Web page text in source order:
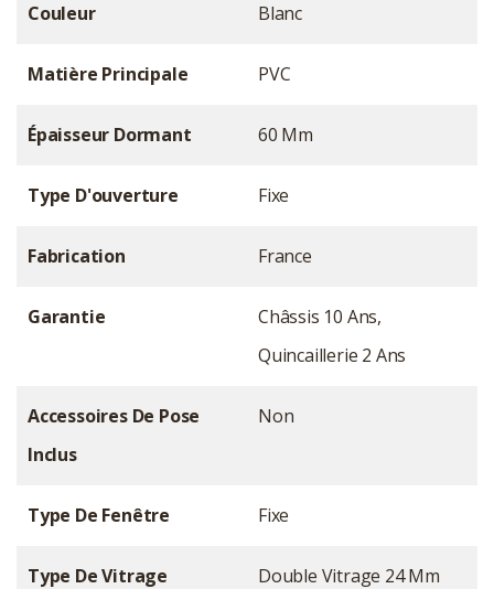
Couleur Blanc
Matière Principale PVC
Épaisseur Dormant 60 Mm
Type D'ouverture Fixe
Fabrication France
Garantie
Châssis 10 Ans,
Quincaillerie 2 Ans
Accessoires De Pose
Inclus
Non
Type De Fenêtre Fixe
Type De Vitrage
Double Vitrage 24 Mm